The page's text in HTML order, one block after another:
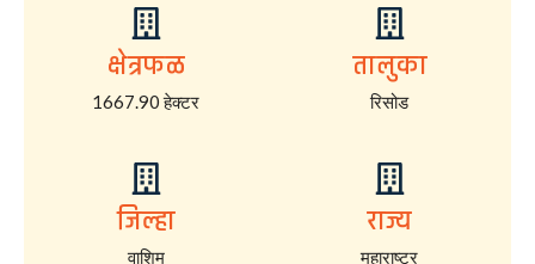
क्षेत्रफळ
1667.90 हेक्टर
तालुका
रिसोड
जिल्हा
वाशिम
राज्य
महाराष्ट्र